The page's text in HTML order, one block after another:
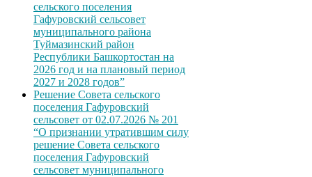
сельского поселения
Гафуровский сельсовет
муниципального района
Туймазинский район
Республики Башкортостан на
2026 год и на плановый период
2027 и 2028 годов”
Решение Совета сельского
поселения Гафуровский
сельсовет от 02.07.2026 № 201
“О признании утратившим силу
решение Совета сельского
поселения Гафуровский
сельсовет муниципального